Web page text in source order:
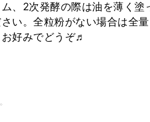
、2次発酵の際は油を薄く塗
い。全粒粉がない場合は全
好みでどうぞ♬